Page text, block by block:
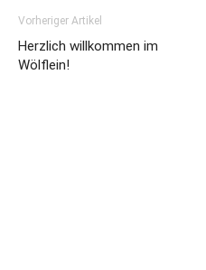
Vorheriger Artikel
Herzlich willkommen im
Wölflein!